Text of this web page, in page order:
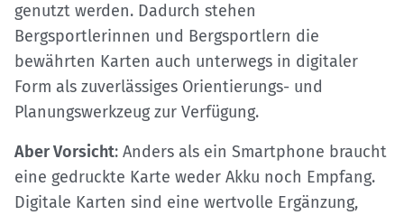
genutzt werden. Dadurch stehen
Bergsportlerinnen und Bergsportlern die
bewährten Karten auch unterwegs in digitaler
Form als zuverlässiges Orientierungs- und
Planungswerkzeug zur Verfügung.
Aber Vorsicht: Anders als ein Smartphone braucht
eine gedruckte Karte weder Akku noch Empfang.
Digitale Karten sind eine wertvolle Ergänzung,